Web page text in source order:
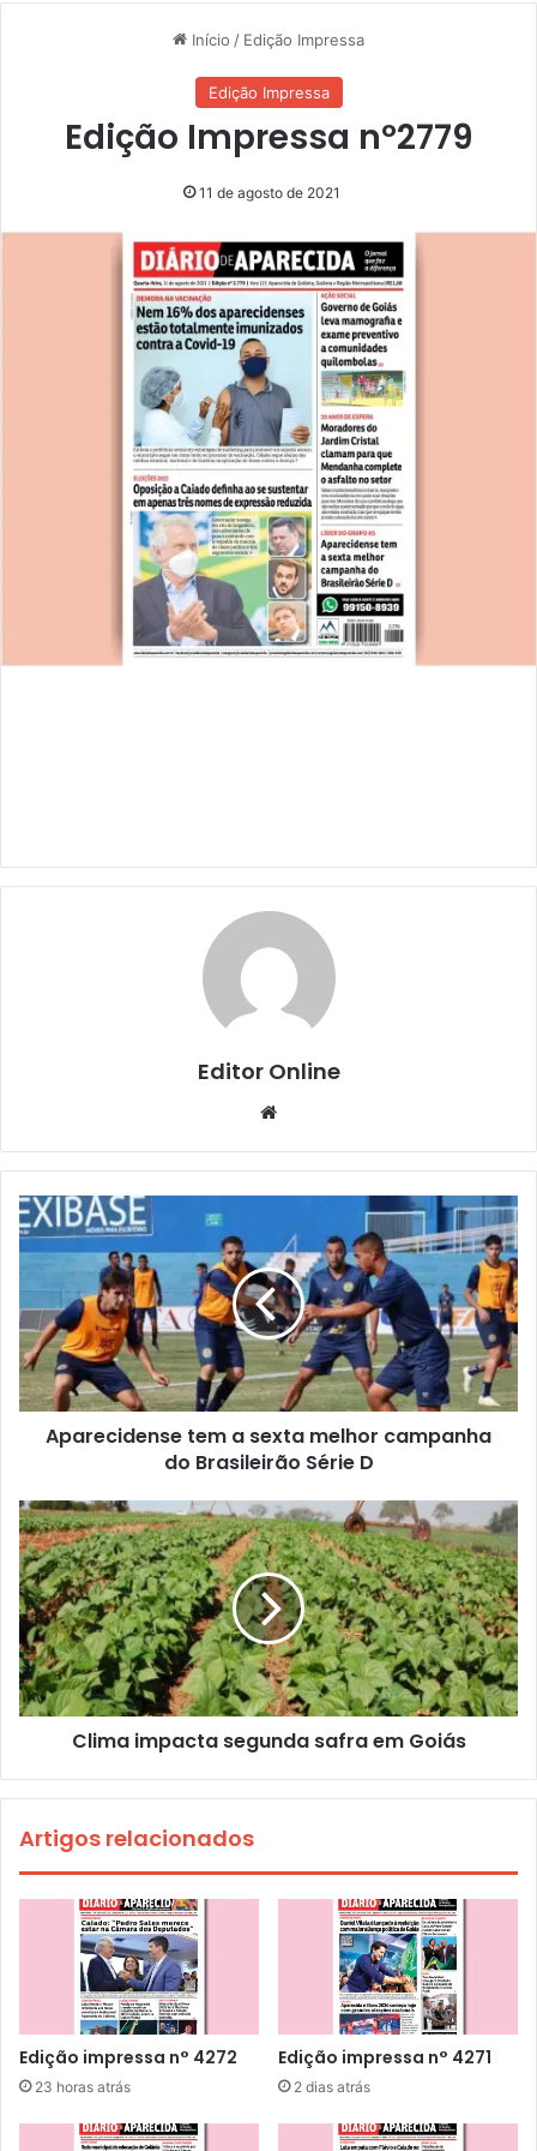
Início / Edição Impressa
Edição Impressa
Edição Impressa nº2779
11 de agosto de 2021
Editor Online
Aparecidense tem a sexta melhor campanha
do Brasileirão Série D
Clima impacta segunda safra em Goiás
Artigos relacionados
Edição impressa n° 4272
23 horas atrás
Edição impressa n° 4271
2 dias atrás